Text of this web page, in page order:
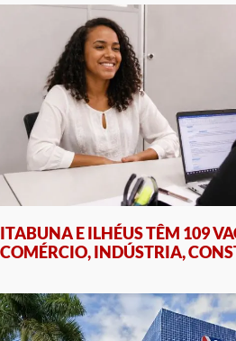
ITABUNA E ILHÉUS TÊM 109
COMÉRCIO, INDÚSTRIA,